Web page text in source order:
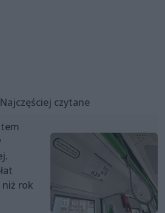
Najczęściej czytane
rok